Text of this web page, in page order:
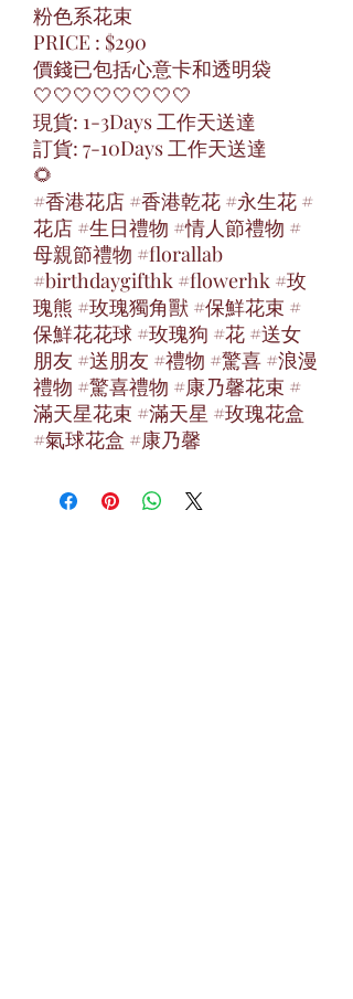
粉色系花束
PRICE : $290
價錢已包括心意卡和透明袋
🤍🤍🤍🤍🤍🤍🤍🤍
現貨: 1-3Days 工作天送達
訂貨: 7-10Days 工作天送達
🌻
#香港花店 #香港乾花 #永生花 #
花店 #生日禮物 #情人節禮物 #
母親節禮物 #florallab
#birthdaygifthk #flowerhk #玫
瑰熊 #玫瑰獨角獸 #保鮮花束 #
保鮮花花球 #玫瑰狗 #花 #送女
朋友 #送朋友 #禮物 #驚喜 #浪漫
禮物 #驚喜禮物 #康乃馨花束 #
滿天星花束 #滿天星 #玫瑰花盒
#氣球花盒 #康乃馨